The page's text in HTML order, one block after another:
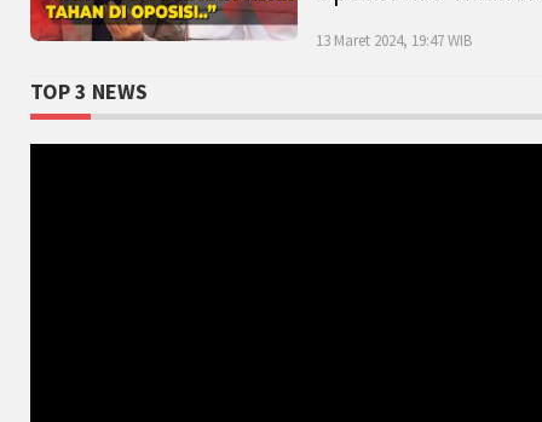
13 Maret 2024, 19:47 WIB
TOP 3 NEWS